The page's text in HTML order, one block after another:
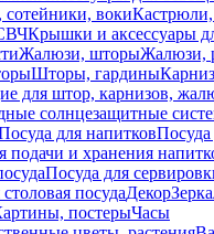
воки
Крышки и аксессуары
Жалюзи, шторыЖалюзи,
Шторы, гардины
для штор, карнизов,
солнцезащитные
для напитковПосуда
подачи и хранения
Посуда для
посудаДекор
постерыЧасы